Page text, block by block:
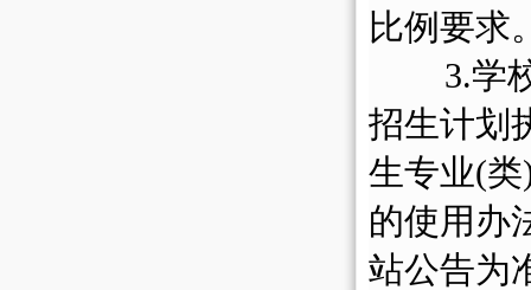
比例要求
3.学
招生计划
生专业(
的使用办
站公告为